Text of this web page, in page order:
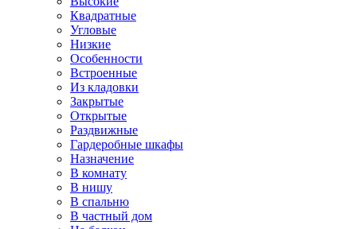
Квадратные
Угловые
Низкие
Особенности
Встроенные
Из кладовки
Закрытые
Открытые
Раздвижные
Гардеробные шкафы
Назначение
В комнату
В нишу
В спальню
В частный дом